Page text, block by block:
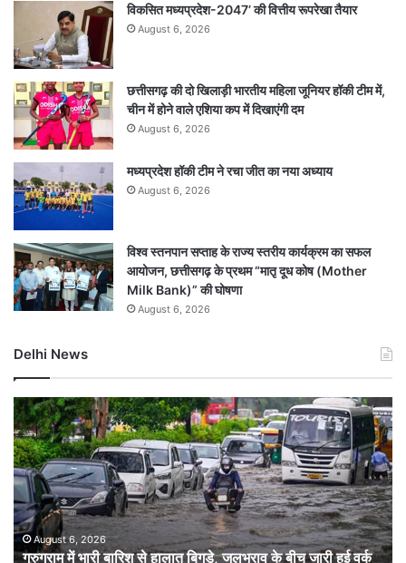
विकसित मध्यप्रदेश-2047’ की वित्तीय रूपरेखा तैयार
August 6, 2026
छत्तीसगढ़ की दो खिलाड़ी भारतीय महिला जूनियर हॉकी टीम में,
चीन में होने वाले एशिया कप में दिखाएंगी दम
August 6, 2026
मध्यप्रदेश हॉकी टीम ने रचा जीत का नया अध्याय
August 6, 2026
विश्व स्तनपान सप्ताह के राज्य स्तरीय कार्यक्रम का सफल
आयोजन, छत्तीसगढ़ के प्रथम “मातृ दूध कोष (Mother
Milk Bank)” की घोषणा
August 6, 2026
Delhi News
गुरुग्राम
में
भारी
बारिश
से
हालात
बिगड़े,
जलभराव
के
August 6, 2026
गुरुग्राम में भारी बारिश से हालात बिगड़े, जलभराव के बीच जारी हुई वर्क
के
पर
क्यों